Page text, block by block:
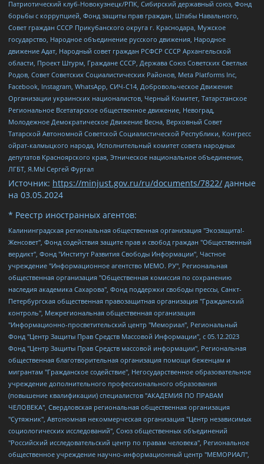
Патриотический клуб-Новокузнецк/РПК, Сибирский державный союз, Фонд
борьбы с коррупцией, Фонд защиты прав граждан, Штабы Навального,
Совет граждан СССР Прикубанского округа г. Краснодара, Мужское
государство, Народное объединение русского движения, Народное
движение Адат, Народный совет граждан РСФСР СССР Архангельской
области, Проект Штурм, Граждане СССР, Держава Союз Советских Светлых
Родов, Совет Советских Социалистических Районов, Meta Platforms Inc,
Facebook, Instagram, WhatsApp, СИЧ-С14, Добровольческое Движение
Организации украинских националистов, Черный Комитет, Татарстанское
Региональное Всетатарское общественное движение, Невоград,
Молодежное Демократическое Движение Весна, Верховный Совет
Татарской Автономной Советской Социалистической Республики, Конгресс
ойрат-калмыцкого народа, Исполнительный комитет совета народных
депутатов Красноярского края, Этническое национальное объединение,
ЛГБТ, Я.МЫ Сергей Фургал
Источник: https://minjust.gov.ru/ru/documents/7822/ данные
на 03.05.2024
* Реестр иностранных агентов:
Калининградская региональная общественная организация "Экозащита!-Женсовет", Фонд содействия защите прав и свобод граждан "Общественный вердикт", Фонд "Институт Развития Свободы Информации", Частное учреждение "Информационное агентство МЕМО. РУ", Региональная общественная организация "Общественная комиссия по сохранению наследия академика Сахарова", Фонд поддержки свободы прессы, Санкт-Петербургская общественная правозащитная организация "Гражданский контроль", Межрегиональная общественная организация "Информационно-просветительский центр "Мемориал", Региональный Фонд "Центр Защиты Прав Средств Массовой Информации", с 05.12.2023 Фонд "Центр Защиты Прав Средств массовой информации", Региональная общественная благотворительная организация помощи беженцам и мигрантам "Гражданское содействие", Негосударственное образовательное учреждение дополнительного профессионального образования (повышение квалификации) специалистов "АКАДЕМИЯ ПО ПРАВАМ ЧЕЛОВЕКА", Свердловская региональная общественная организация "Сутяжник", Автономная некоммерческая организация "Центр независимых социологических исследований", Союз общественных объединений "Российский исследовательский центр по правам человека", Региональное общественное учреждение научно-информационный центр "МЕМОРИАЛ", Некоммерческая организация "Фонд защиты гласности", Автономная некоммерческая организация "Институт прав человека", Городская общественная организация "Екатеринбургское общество "МЕМОРИАЛ", Городская общественная организация "Рязанское историко-просветительское и правозащитное общество "Мемориал" (Рязанский Мемориал), Челябинский региональный орган общественной самодеятельности – женское общественное объединение "Женщины Евразии", Челябинский региональный орган общественной самодеятельности "Уральская правозащитная группа", Фонд содействия защите здоровья и социальной справедливости имени Андрея Рылькова, Автономная Некоммерческая Организация "Аналитический Центр Юрия Левады", Автономная некоммерческая организация социальной поддержки населения "Проект Апрель", Региональная общественная организация помощи женщинам и детям, находящимся в кризисной ситуации "Информационно-методический центр "Анна", Фонд содействия развитию массовых коммуникаций и правовому просвещению "Так-так-Так", Фонд содействия устойчивому развитию "Серебряная тайга", Свердловский региональный общественный фонд социальных проектов "Новое время", "Idel.Реалии", Кавказ.Реалии, Крым.Реалии, Телеканал Настоящее Время, Татаро-башкирская служба Радио Свобода (Azatliq Radiosi), Радио Свободная Европа/Радио Свобода (PCE/PC), "Сибирь.Реалии", "Фактограф", Благотворительный фонд помощи осужденным и их семьям, Автономная некоммерческая организация "Институт глобализации и социальных движений", Фонд "В защиту прав заключенных", Частное учреждение "Центр поддержки и содействия развитию средств массовой информации", Пензенский региональный общественный благотворительный фонд "Гражданский союз", "Север.Реалии", Некоммерческая организация Фонд "Правовая инициатива", Общество с ограниченной ответственностью "Радио Свободная Европа/Радио Свобода", Чешское информационное агентство "MEDIUM-ORIENT", Красноярская региональная общественная организация "Мы против СПИДа", Камалягин Денис Николаевич, Маркелов Сергей Евгеньевич, Пономарев Лев Александрович, Савицкая Людмила Алексеевна, Автономная некоммерческая организация "Центр по работе с проблемой насилия "НАСИЛИЮ.НЕТ", Межрегиональный профессиональный союз работников здравоохранения "Альянс врачей", Юридическое лицо, зарегистрированное в Латвийской Республике, SIA "Medusa Project" (регистрационный номер 40103797863, дата регистрации 10.06.2014), Некоммерческая организация "Фонд по борьбе с коррупцией", Автономная некоммерческая организация "Институт права и публичной политики", Баданин Роман Сергеевич, Гликин Максим Александрович, Железнова Мария Михайловна, Лукьянова Юлия Сергеевна, Маетная Елизавета Витальевна, Маняхин Петр Борисович, Чуракова Ольга Владимировна, Ярош Юлия Петровна, Юридическое лицо "The Insider SIA", зарегистрированное в Риге, Латвийская Республика (дата регистрации 26.06.2015), являющееся администратором доменного имени интернет-издания "The Insider SIA", https://theins.ru, Постернак Алексей Евгеньевич, Рубин Михаил Аркадьевич, Анин Роман Александрович, Юридическое лицо Istories fonds, зарегистрированное в Латвийской Республике (регистрационный номер 50008295751, дата регистрации 24.02.2020), Великовский Дмитрий Александрович, Долинина Ирина Николаевна, Мароховская Алеся Алексеевна, Шлейнов Роман Юрьевич, Шмагун Олеся Валентиновна, Общество с ограниченной ответственностью "Альтаир 2021", Общество с ограниченной ответственностью "Вега 2021", Общество с ограниченной ответственностью "Главный редактор 2021", Общество с ограниченной ответственностью "Ромашки монолит", Важенков Артем Валерьевич, Ивановская областная общественная организация "Центр гендерных исследований", Гурман Юрий Альбертович, Медиапроект "ОВД-Инфо", Егоров Владимир Владимирович, Жилинский Владимир Александрович, Общество с ограниченной ответственностью "ЗП", Иванова София Юрьевна, Карезина Инна Павловна, Кильтау Екатерина Викторовна, Петров Алексей Викторович, Пискунов Сергей Евгеньевич, Смирнов Сергей Сергеевич, Тихонов Михаил Сергеевич, Общество с ограниченной ответственностью "ЖУРНАЛИСТ-ИНОСТРАННЫЙ АГЕНТ", Арапова Галина Юрьевна, Вольтская Татьяна Анатольевна, Американская компания "Mason G.E.S. Anonymous Foundation" (США), являющаяся владельцем интернет-издания https://mnews.world/, Компания "Stichting Bellingcat", зарегистрированная в Нидерландах (дата регистрации 11.07.2018), Захаров Андрей Вячеславович, Клепиковская Екатерина Дмитриевна, Общество с ограниченной ответственностью "МЕМО", Перл Роман Александрович, Симонов Евгений Алексеевич, Соловьева Елена Анатольевна, Сотников Даниил Владимирович, Сурначева Елизавета Дмитриевна, Автономная некоммерческая организация по защите прав человека и информированию населения "Якутия – Наше Мнение", Общество с ограниченной ответственностью "Москоу диджитал медиа", с 26.01.2023 Общество с ограниченной ответственностью "Чайка Белые сады", Ветошкина Валерия Валерьевна, Заговора Максим Александрович, Межрегиональное общественное движение "Российская ЛГБТ - сеть", Оленичев Максим Владимирович, Павлов Иван Юрьевич, Скворцова Елена Сергеевна, Общество с ограниченной ответственностью "Как бы инагент", Кочетков Игорь Викторович, Общество с ограниченной ответственностью "Честные выборы", Еланчик Олег Александрович, Общество с ограниченной ответственностью "Нобелевский призыв", Гималова Регина Эмилевна, Григорьев Андрей Валерьевич, Григорьева Алина Александровна, Ассоциация по содействию защите прав призывников, альтернативнослужащих и военнослужащих "Правозащитная группа "Гражданин.Армия.Право", Хисамова Регина Фаритовна, Автономная некоммерческая организация по реализации социально-правовых программ "Лилит", Дальневосточное общественное движение "Маяк", Санкт-Петербургская ЛГБТ-инициативная группа "Выход", Инициативная группа ЛГБТ+ "Реверс", Алексеев Андрей Викторович, Бекбулатова Таисия Львовна, Беляев Иван Михайлович, Владыкина Елена Сергеевна, Гельман Марат Александрович, Никульшина Вероника Юрьевна, Толоконникова Надежда Андреевна, Шендерович Виктор Анатольевич, Общество с ограниченной ответственностью "Данное сообщение", Общество с ограниченной ответственностью Издательский дом "Новая глава", Айнбиндер Александра Александровна, Московский комьюнити-центр для ЛГБТ+инициатив, Благотворительный фонд развития филантропии, Deutsche Welle (Германия, Kurt-Schumacher-Strasse 3, 53113 Bonn), Борзунова Мария Михайловна, Воробьев Виктор Викторович, Голубева Анна Львовна, Константинова Алла Михайловна, Малкова Ирина Владимировна, Мурадов Мурад Абдулгалимович, Осетинская Елизавета Николаевна, Понасенков Евгений Николаевич, Ганапольский Матвей Юрьевич, Киселев Евгений Алексеевич, Борухович Ирина Григорьевна, Дремин Иван Тимофеевич, Дубровский Дмитрий Викторович, Красноярская региональная общественная организация поддержки и развития альтернативных образовательных технологий и межкультурных коммуникаций "ИНТЕРРА", Маяковская Екатерина Алексеевна, Фейгин Марк Захарович, Филимонов Андрей Викторович, Дзугкоева Регина Николаевна, Доброхотов Роман Александрович, Дудь Юрий Александрович, Елкин Сергей Владимирович, Кругликов Кирилл Игоревич, Сабунаева Мария Леонидовна, Семенов Алексей Владимирович, Шаинян Карен Багратович, Шульман Екатерина Михайловна, Асафьев Артур Валерьевич, Вахштайн Виктор Семенович, Венедиктов Алексей Алексеевич, Лушникова Екатерина Евгеньевна, Волков Леонид Михайлович, Невзоров Александр Глебович, Пархоменко Сергей Борисович, Сироткин Ярослав Николаевич, Кара-Мурза Владимир Владимирович, Баранова Наталья Владимировна, Гозман Леонид Яковлевич, Кагарлицкий Борис Юльевич, Климарев Михаил Валерьевич, Милов Владимир Станиславович, Автономная некоммерческая организация Краснодарский центр современного искусства "Типография", Моргенштерн Алишер Тагирович, Соболь Любовь Эдуардовна, Общество с ограниченной ответственностью "ЛИЗА НОРМ", Каспаров Гарри Кимович, Ходорковский Михаил Борисович, Общество с ограниченной ответственностью "Апрельские тезисы", Данилович Ирина Брониславовна, Кашин Олег Владимирович, Петров Николай Владимирович, Пивоваров Алексей Владимирович, Соколов Михаил Владимирович, Цветкова Юлия Владимировна, Чичваркин Евгений Александрович, Комитет против пыток/Команда против пыток, Общество с ограниченной ответственностью "Первый научный", Общество с ограниченной ответственностью "Вертолет и ко", Белоцерковская Вероника Борисовна, Кац Максим Евгеньевич, Лазарева Татьяна Юрьевна, Шаведдинов Руслан Табризович, Яшин Илья Валерьевич, Общество с ограниченной ответственностью "Иноагент ААВ", Алешковский Дмитрий Петрович, Альбац Евгения Марковна, Быков Дмитрий Львович, Галямина Юлия Евгеньевна, Лойко Сергей Леонидович, Мартынов Кирилл Константинович, Медведев Сергей Александрович, Крашенинников Федор Геннадиевич, Гордеева Катерина Вл